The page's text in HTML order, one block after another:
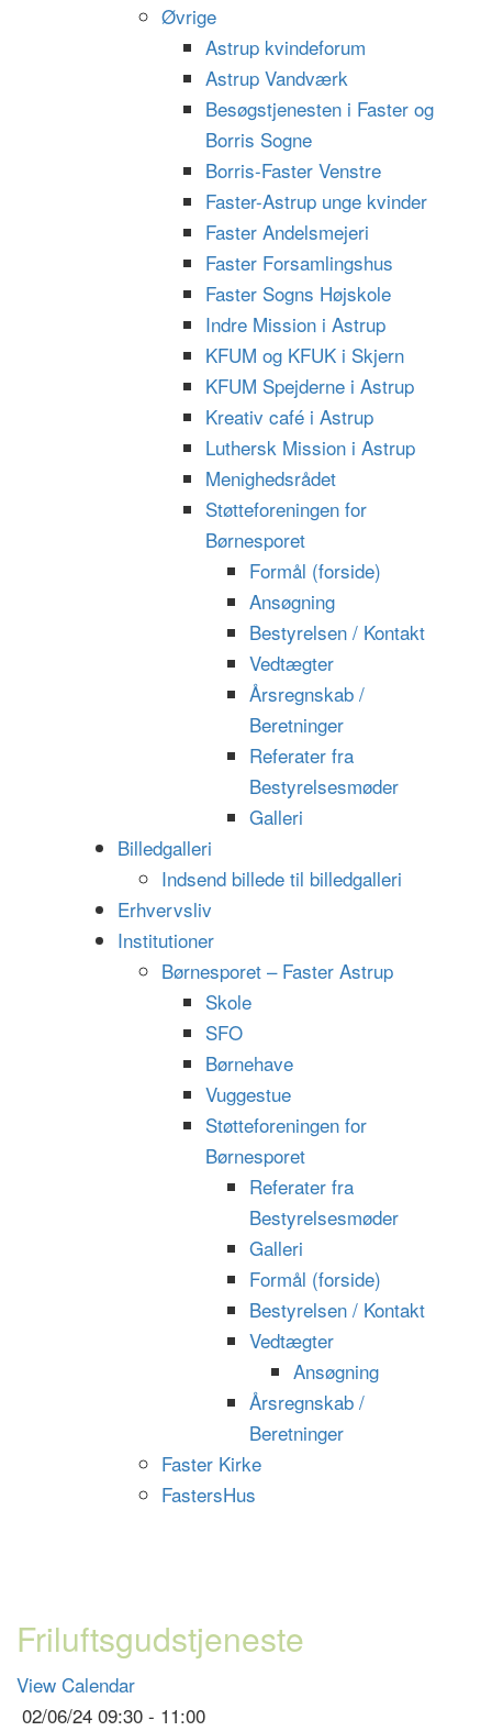
Øvrige
Astrup kvindeforum
Astrup Vandværk
Besøgstjenesten i Faster og
Borris Sogne
Borris-Faster Venstre
Faster-Astrup unge kvinder
Faster Andelsmejeri
Faster Forsamlingshus
Faster Sogns Højskole
Indre Mission i Astrup
KFUM og KFUK i Skjern
KFUM Spejderne i Astrup
Kreativ café i Astrup
Luthersk Mission i Astrup
Menighedsrådet
Støtteforeningen for
Børnesporet
Formål (forside)
Ansøgning
Bestyrelsen / Kontakt
Vedtægter
Årsregnskab /
Beretninger
Referater fra
Bestyrelsesmøder
Galleri
Billedgalleri
Indsend billede til billedgalleri
Erhvervsliv
Institutioner
Børnesporet – Faster Astrup
Skole
SFO
Børnehave
Vuggestue
Støtteforeningen for
Børnesporet
Referater fra
Bestyrelsesmøder
Galleri
Formål (forside)
Bestyrelsen / Kontakt
Vedtægter
Ansøgning
Årsregnskab /
Beretninger
Faster Kirke
FastersHus
Friluftsgudstjeneste
View Calendar
02/06/24 09:30 - 11:00